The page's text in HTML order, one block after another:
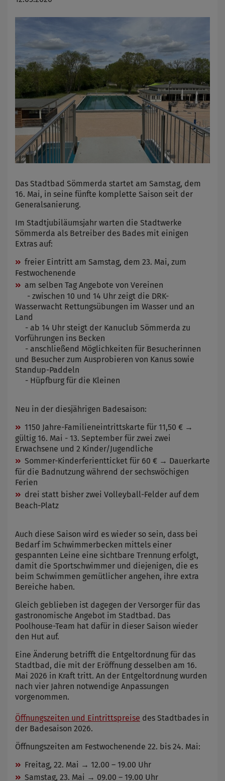
Das Stadtbad Sömmerda startet am Samstag, dem
16. Mai, in seine fünfte komplette Saison seit der
Generalsanierung.
Im Stadtjubiläumsjahr warten die Stadtwerke
Sömmerda als Betreiber des Bades mit einigen
Extras auf:
freier Eintritt am Samstag, dem 23. Mai, zum
Festwochenende
am selben Tag Angebote von Vereinen
- zwischen 10 und 14 Uhr zeigt die DRK-
Wasserwacht Rettungsübungen im Wasser und an
Land
- ab 14 Uhr steigt der Kanuclub Sömmerda zu
Vorführungen ins Becken
- anschließend Möglichkeiten für Besucherinnen
und Besucher zum Ausprobieren von Kanus sowie
Standup-Paddeln
- Hüpfburg für die Kleinen
Neu in der diesjährigen Badesaison:
1150 Jahre-Familieneintrittskarte für 11,50 € →
gültig 16. Mai - 13. September für zwei zwei
Erwachsene und 2 Kinder/Jugendliche
Sommer-Kinderferientticket für 60 € → Dauerkarte
für die Badnutzung während der sechswöchigen
Ferien
drei statt bisher zwei Volleyball-Felder auf dem
Beach-Platz
Auch diese Saison wird es wieder so sein, dass bei
Bedarf im Schwimmerbecken mittels einer
gespannten Leine eine sichtbare Trennung erfolgt,
damit die Sportschwimmer und diejenigen, die es
beim Schwimmen gemütlicher angehen, ihre extra
Bereiche haben.
Gleich geblieben ist dagegen der Versorger für das
gastronomische Angebot im Stadtbad. Das
Poolhouse-Team hat dafür in dieser Saison wieder
den Hut auf.
Eine Änderung betrifft die Entgeltordnung für das
Stadtbad, die mit der Eröffnung desselben am 16.
Mai 2026 in Kraft tritt. An der Entgeltordnung wurden
nach vier Jahren notwendige Anpassungen
vorgenommen.
Öffnungszeiten und Eintrittspreise des Stadtbades in
der Badesaison 2026.
Öffnungszeiten am Festwochenende 22. bis 24. Mai:
Freitag, 22. Mai → 12.00 – 19.00 Uhr
Samstag, 23. Mai → 09.00 – 19.00 Uhr